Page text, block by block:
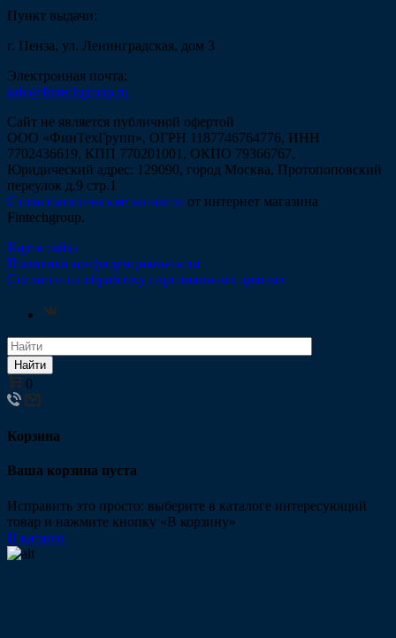
Пункт выдачи:
г. Пенза, ул. Ленинградская, дом 3
Электронная почта:
info@fintechgroup.ru
Сайт не является публичной офертой
ООО «ФинТехГрупп», ОГРН 1187746764776, ИНН
7702436619, КПП 770201001, ОКПО 79366767,
Юридический адрес: 129090, город Москва, Протопоповский
переулок д.9 стр.1
Стоматологические запчасти от интернет магазина
Fintechgroup.
Карта сайта
Политика конфиденциальности
Согласие на обработку персональных данных
Найти
0
Корзина
Ваша корзина пуста
Исправить это просто: выберите в каталоге интересующий
товар и нажмите кнопку «В корзину»
В каталог